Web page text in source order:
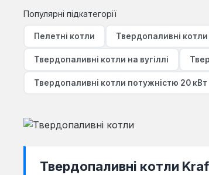
Популярні підкатегорії
Пелетні котли Твердопаливні
Твердопаливні котли на вугіллі
Твердопаливні котли потужністю 20 кВт
Твердопаливні котли